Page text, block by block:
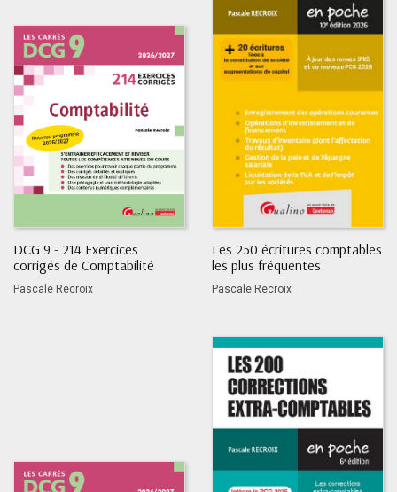
DCG 9 - 214 Exercices
corrigés de Comptabilité
Pascale Recroix
Les 250 écritures comptables
les plus fréquentes
Pascale Recroix